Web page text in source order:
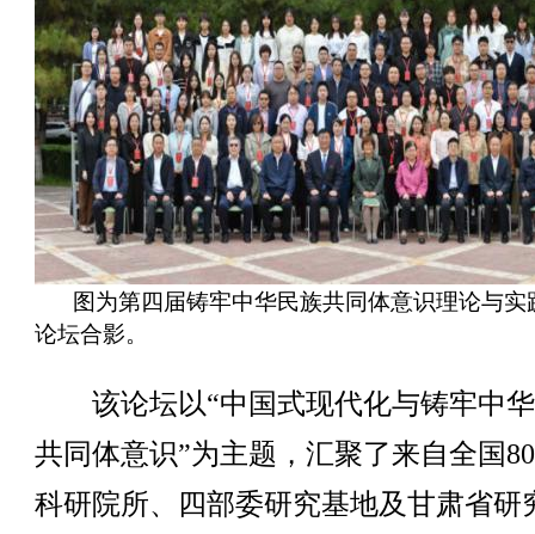
图为第四届铸牢中华民族共同体意识理论与实
论坛合影。
该论坛以“中国式现代化与铸牢中
共同体意识”为主题，汇聚了来自全国
科研院所、四部委研究基地及甘肃省研